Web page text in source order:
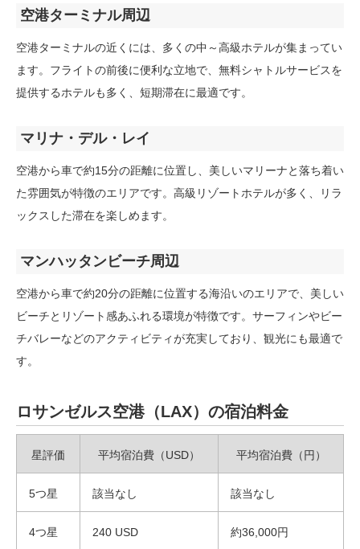
空港ターミナル周辺
空港ターミナルの近くには、多くの中～高級ホテルが集まってい
ます。フライトの前後に便利な立地で、無料シャトルサービスを
提供するホテルも多く、短期滞在に最適です。
マリナ・デル・レイ
空港から車で約15分の距離に位置し、美しいマリーナと落ち着い
た雰囲気が特徴のエリアです。高級リゾートホテルが多く、リラ
ックスした滞在を楽しめます。
マンハッタンビーチ周辺
空港から車で約20分の距離に位置する海沿いのエリアで、美しい
ビーチとリゾート感あふれる環境が特徴です。サーフィンやビー
チバレーなどのアクティビティが充実しており、観光にも最適で
す。
ロサンゼルス空港（LAX）の宿泊料金
星評価 平均宿泊費（USD） 平均宿泊費（円）
5つ星 該当なし 該当なし
4つ星 240 USD 約36,000円